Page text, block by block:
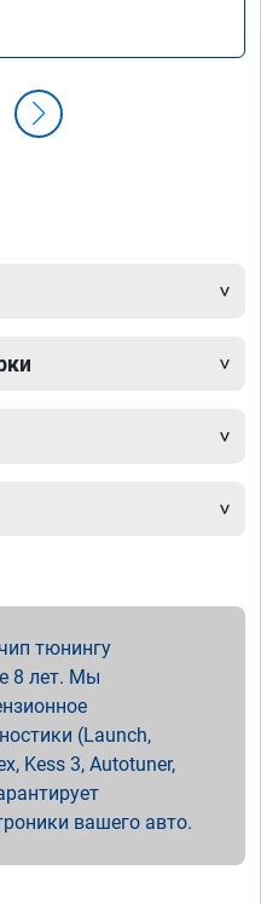
тюнингу
8 лет. Мы
(Launch,
Kess 3, Autotuner,
вашего авто.